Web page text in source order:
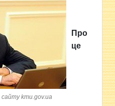
kmu.gov.ua
Про
це